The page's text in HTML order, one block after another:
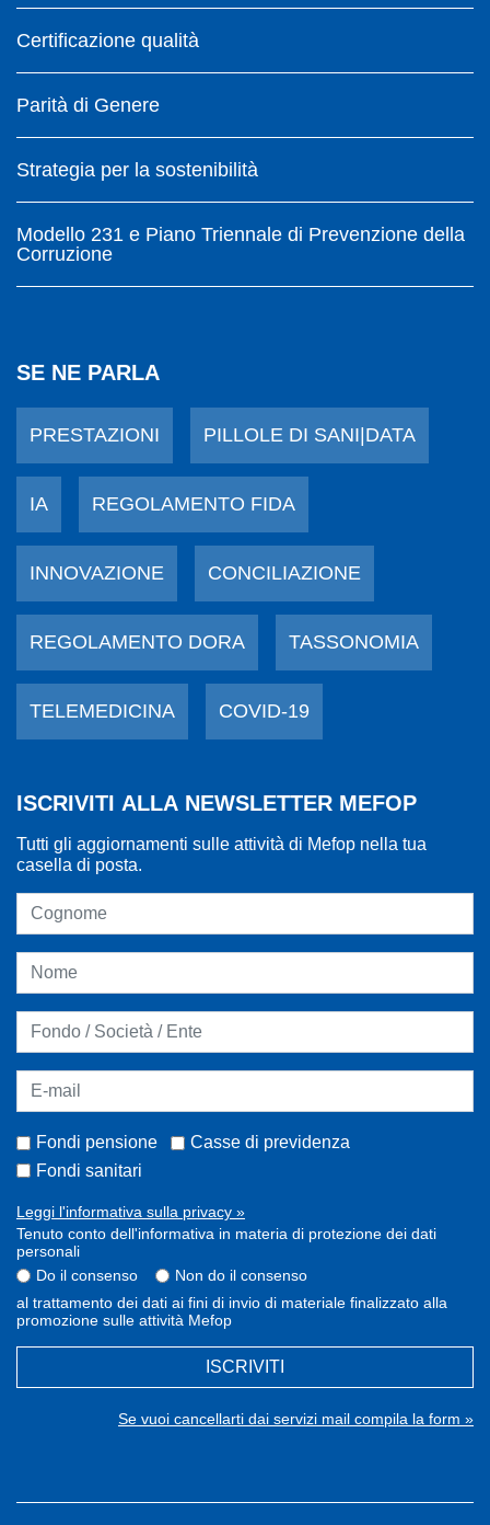
Certificazione qualità
Parità di Genere
Strategia per la sostenibilità
Modello 231 e Piano Triennale di Prevenzione della
Corruzione
SE NE PARLA
PRESTAZIONI PILLOLE DI SANI|DATA
IA REGOLAMENTO FIDA
INNOVAZIONE CONCILIAZIONE
REGOLAMENTO DORA TASSONOMIA
TELEMEDICINA COVID-19
ISCRIVITI ALLA NEWSLETTER MEFOP
Tutti gli aggiornamenti sulle attività di Mefop nella tua
casella di posta.
Fondi pensione
Casse di previdenza
Fondi sanitari
Leggi l'informativa sulla privacy »
Tenuto conto dell'informativa in materia di protezione dei dati
personali
Do il consenso
Non do il consenso
al trattamento dei dati ai fini di invio di materiale finalizzato alla
promozione sulle attività Mefop
ISCRIVITI
Se vuoi cancellarti dai servizi mail compila la form »